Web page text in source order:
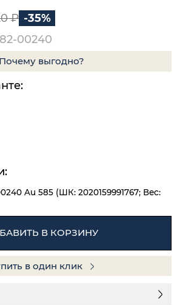
₽ -35%
00240
Почему выгодно?
Au 585 (ШК: 2020159991767; Вес:
В КОРЗИНУ
в один клик